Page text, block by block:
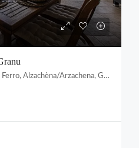
Via Salita Di Capo Ferro, Capo Ferro, Alzachèna/Arzachena, Gallura Nord-Est Sardegna, Sardigna/Sardegna, Italia